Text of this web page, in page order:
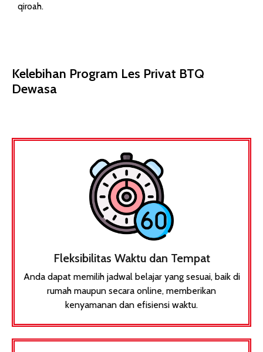
qiroah.​
Kelebihan Program Les Privat BTQ
Dewasa
Fleksibilitas Waktu dan Tempat
Anda dapat memilih jadwal belajar yang sesuai, baik di
rumah maupun secara online, memberikan
kenyamanan dan efisiensi waktu.​